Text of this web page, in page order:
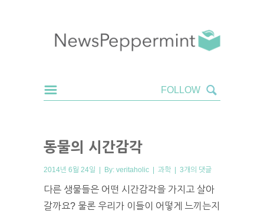
동물의 시간감각
2014년 6월 24일 | By: veritaholic | 과학 | 3개의 댓글
다른 생물들은 어떤 시간감각을 가지고 살아
갈까요? 물론 우리가 이들이 어떻게 느끼는지